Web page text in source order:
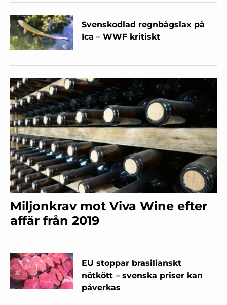
Svenskodlad regnbågslax på
Ica – WWF kritiskt
Miljonkrav mot Viva Wine efter
affär från 2019
EU stoppar brasilianskt
nötkött – svenska priser kan
påverkas